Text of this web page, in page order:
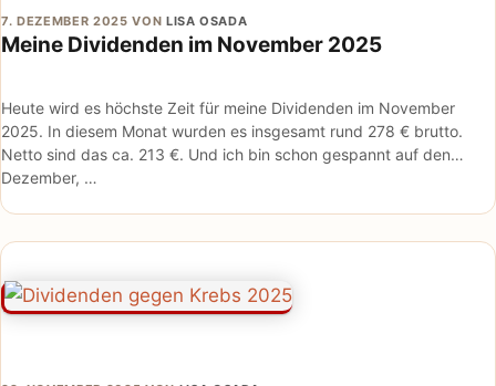
Meine Dividenden im November 2025
7. DEZEMBER 2025 VON LISA OSADA
Heute wird es höchste Zeit für meine Dividenden im November
2025. In diesem Monat wurden es insgesamt rund 278 € brutto.
Netto sind das ca. 213 €. Und ich bin schon gespannt auf den
Dezember, …